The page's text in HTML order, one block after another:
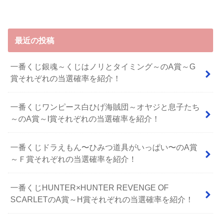
最近の投稿
一番くじ銀魂～くじはノリとタイミング～のA賞～G
賞それぞれの当選確率を紹介！
一番くじワンピース白ひげ海賊団～オヤジと息子たち
～のA賞～I賞それぞれの当選確率を紹介！
⼀番くじドラえもん〜ひみつ道具がいっぱい〜のA賞
～Ｆ賞それぞれの当選確率を紹介！
一番くじHUNTER×HUNTER REVENGE OF
SCARLETのA賞～H賞それぞれの当選確率を紹介！